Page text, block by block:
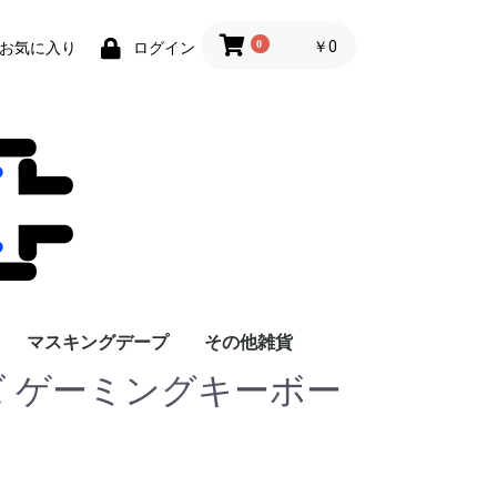
お気に入り ログイン 0 ￥0
マスキングデープ その他雑貨
ゲーミングキーボー